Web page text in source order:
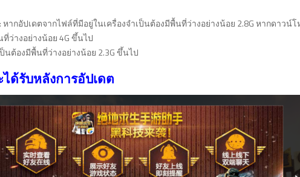
หากอัปเดตจากไฟล์ที่มีอยู่ในเครื่องจำเป็นต้องมีพื้นที่ว่างอย่างน้อย 2.8G หากดาวน์
ว่างอย่างน้อย 4G ขึ้นไป
ป็นต้องมีพื้นที่ว่างอย่างน้อย 2.3G ขึ้นไป
ได้รับหลังการอัปเดต